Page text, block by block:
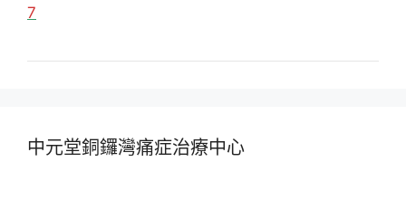
7
中元堂銅鑼灣痛症治療中心